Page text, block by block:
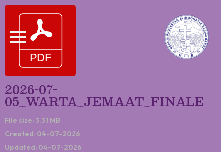
2026-07-
05_WARTA_JEMAAT_FINALE
File size: 3.31 MB
Created: 04-07-2026
Updated: 04-07-2026